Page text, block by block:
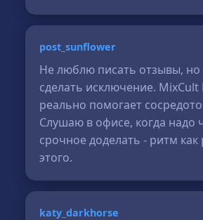
post_sunflower
Не люблю писать отзывы, но
сделать исключение. MixCult
реально помогает
Слушаю в офисе, когда надо
срочное доделать - ритм как
этого.
katy_darkhorse